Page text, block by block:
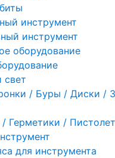
инструмент
инструмент
оборудование
свет
/ Буры / Диски /
Герметики /
для инструмента